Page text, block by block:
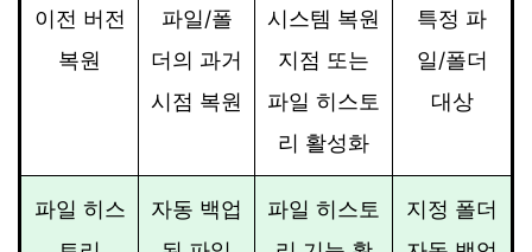
이전 버전
복원
파일/폴
더의 과거
시점 복원
시스템 복원
지점 또는
파일 히스토
리 활성화
특정 파
일/폴더
대상
파일 히스
자동 백업
파일 히스토
지정 폴더